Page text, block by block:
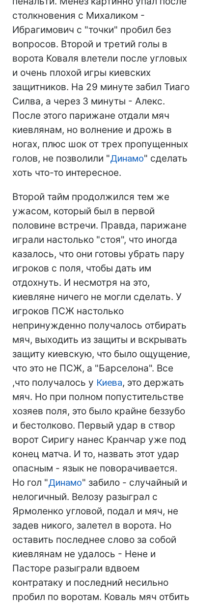
столкновения с Михаликом -
Ибрагимович с "точки" пробил без
вопросов. Второй и третий голы в
ворота Коваля влетели после угловых
и очень плохой игры киевских
защитников. На 29 минуте забил Тиаго
Силва, а через 3 минуты - Алекс.
После этого парижане отдали мяч
киевлянам, но волнение и дрожь в
ногах, плюс шок от трех пропущенных
голов, не позволили "Динамо" сделать
хоть что-то интересное.
Второй тайм продолжился тем же
ужасом, который был в первой
половине встречи. Правда, парижане
играли настолько "стоя", что иногда
казалось, что они готовы убрать пару
игроков с поля, чтобы дать им
отдохнуть. И несмотря на это,
киевляне ничего не могли сделать. У
игроков ПСЖ настолько
непринужденно получалось отбирать
мяч, выходить из защиты и вскрывать
защиту киевскую, что было ощущение,
что это не ПСЖ, а "Барселона". Все
,что получалось у Киева, это держать
мяч. Но при полном попустительстве
хозяев поля, это было крайне беззубо
и бестолково. Первый удар в створ
ворот Сиригу нанес Кранчар уже под
конец матча. И то, назвать этот удар
опасным - язык не поворачивается.
Но гол "Динамо" забило - случайный и
нелогичный. Велозу разыграл с
Ярмоленко угловой, подал и мяч, не
задев никого, залетел в ворота. Но
оставить последнее слово за собой
киевлянам не удалось - Нене и
Пасторе разыграли вдвоем
контратаку и последний несильно
пробил по воротам. Коваль мяч отбить